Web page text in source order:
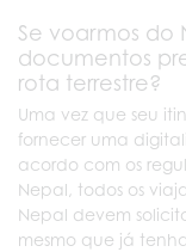
Se voarmos do
documentos
rota terrestre?
Uma vez que seu
fornecer uma
acordo com os
Nepal, todos os
Nepal devem
mesmo que já